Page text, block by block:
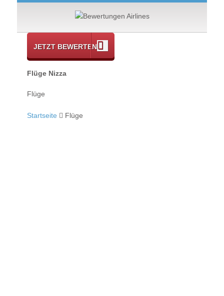
JETZT BEWERTEN
Flüge Nizza
Flüge
Startseite Flüge